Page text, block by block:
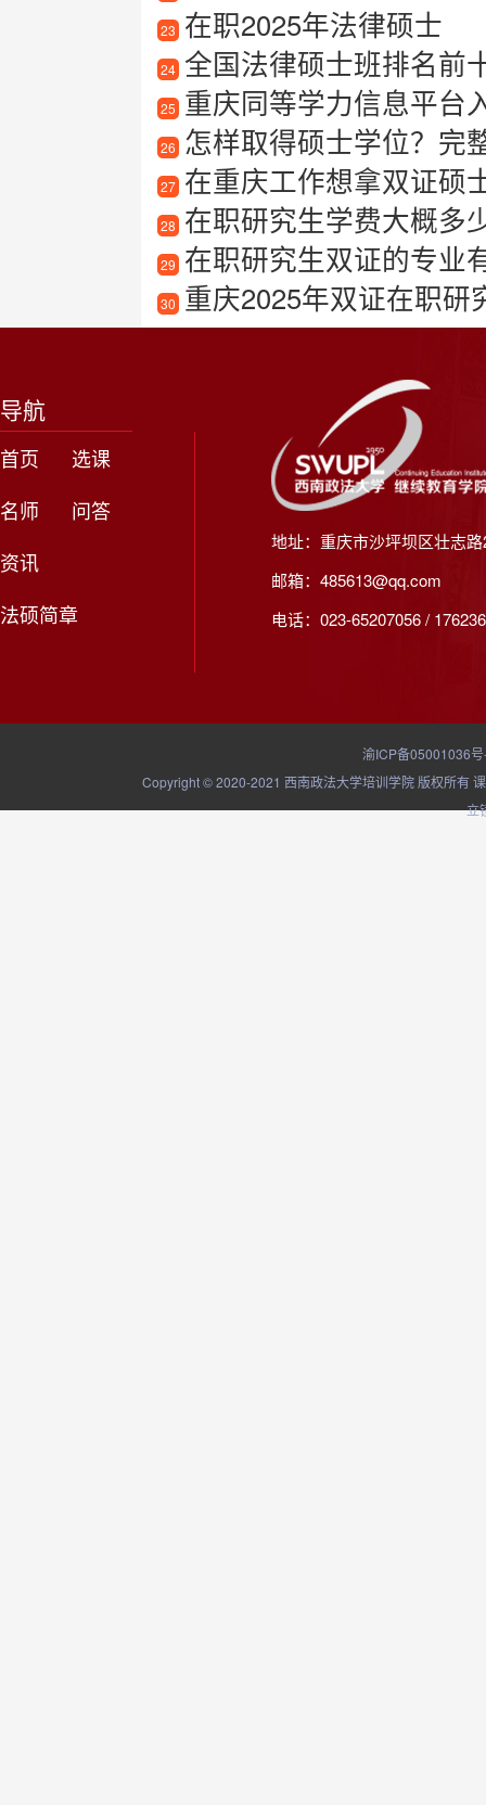
23 在职2025年法律硕士
24 全国法律硕士班排名前
25 重庆同等学力信息平台
26 怎样取得硕士学位？完
27 在重庆工作想拿双证硕士
28 在职研究生学费大概多
29 在职研究生双证的专业
30 重庆2025年双证在职研
导航
首页
选课
名师
问答
资讯
法硕简章
地址：重庆市沙坪坝区壮志
邮箱：485613@qq.com
电话：023-65207056 /
渝ICP备05001036
Copyright © 2020-2021 西南政法大学培训学院 版权所有
立